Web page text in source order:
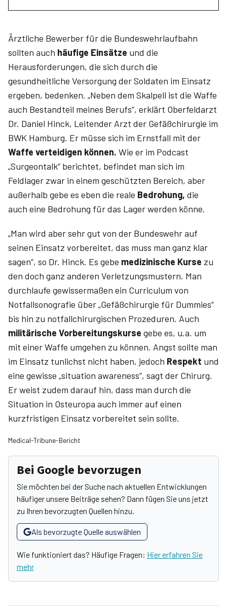
Ärztliche Bewerber für die Bundeswehrlaufbahn
sollten auch häufige Einsätze und die
Herausforderungen, die sich durch die
gesundheitliche Versorgung der Soldaten im Einsatz
ergeben, bedenken. „Neben dem Skalpell ist die Waffe
auch Bestandteil meines Berufs“, erklärt Oberfeldarzt
Dr. Daniel Hinck, Leitender Arzt der Gefäßchirurgie im
BWK Hamburg. Er müsse sich im Ernstfall mit der
Waffe verteidigen können. Wie er im Podcast
„Surgeontalk“ berichtet, befindet man sich im
Feldlager zwar in einem geschützten Bereich, aber
außerhalb gebe es eben die reale Bedrohung, die
auch eine Bedrohung für das Lager werden könne.
„Man wird aber sehr gut von der Bundeswehr auf
seinen Einsatz vorbereitet, das muss man ganz klar
sagen“, so Dr. Hinck. Es gebe medizinische Kurse zu
den doch ganz anderen Verletzungsmustern. Man
durchlaufe gewissermaßen ein Curriculum von
Notfallsonografie über „Gefäßchirurgie für Dummies“
bis hin zu notfallchirurgischen Prozeduren. Auch
militärische Vorbereitungskurse gebe es, u.a. um
mit einer Waffe umgehen zu können. Angst sollte man
im Einsatz tunlichst nicht haben, jedoch Respekt und
eine gewisse „situation awareness“, sagt der Chirurg.
Er weist zudem darauf hin, dass man durch die
Situation in Osteuropa auch immer auf einen
kurzfristigen Einsatz vorbereitet sein sollte.
Medical-Tribune-Bericht
Bei Google bevorzugen
Sie möchten bei der Suche nach aktuellen Entwicklungen
häufiger unsere Beiträge sehen? Dann fügen Sie uns jetzt
zu Ihren bevorzugten Quellen hinzu.
Als bevorzugte Quelle auswählen
Wie funktioniert das? Häufige Fragen: Hier erfahren Sie
mehr